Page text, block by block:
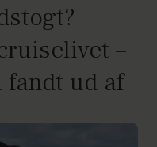
–
fandt ud af